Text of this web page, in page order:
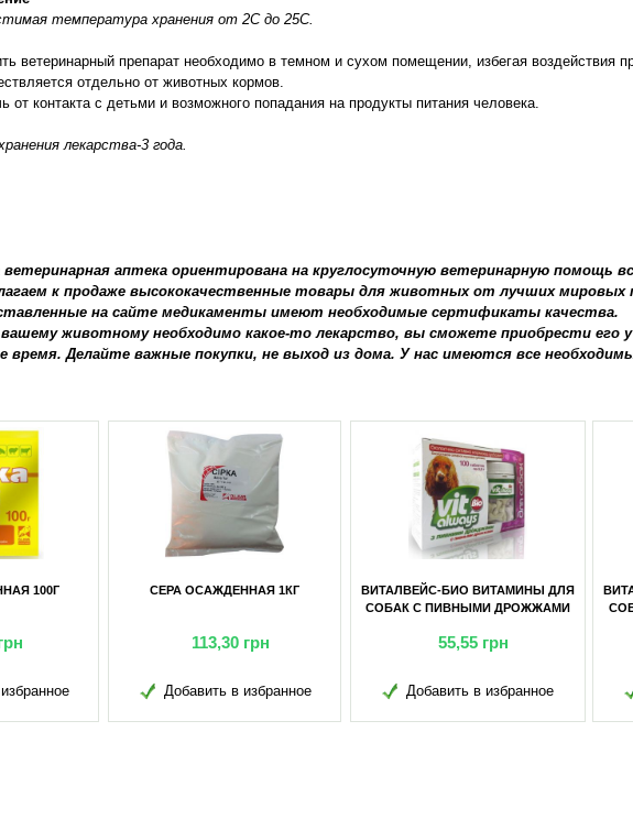
температура хранения от 2С до 25С.
ветеринарный препарат необходимо в темном и сухом помещении, избегая воздействия
отдельно от животных кормов.
от контакта с детьми и возможного попадания на продукты питания человека.
лекарства-3 года.
аптека ориентирована на круглосуточную ветеринарную помощь
к продаже высококачественные товары для животных от лучших мировых
на сайте медикаменты имеют необходимые сертификаты качества.
животному необходимо какое-то лекарство, вы сможете приобрести его
время. Делайте важные покупки, не выход из дома. У нас имеются все
ОСАЖДЕННАЯ 1КГ
Добавить в избранное
ВИТАЛВЕЙС-БИО ВИТАМИНЫ ДЛЯ
СОБАК С ПИВНЫМИ ДРОЖЖАМИ
Добавить в избранное
ВИТАЛВЕЙС-БИО ВИТАМИНЫ
СОБАК С ЛАМИНАРИЕЙ
Добавить в избранное